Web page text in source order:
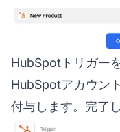
HubSpotトリガー
HubSpotアカウン
付与します。完了